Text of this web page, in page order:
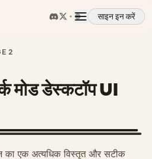
साइन इन करें
2
मोड डेस्कटॉप UI
का एक अत्यधिक विस्तृत और सटीक